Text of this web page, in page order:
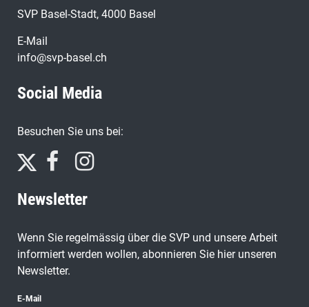
SVP Basel-Stadt, 4000 Basel
E-Mail
info@svp-basel.ch
Social Media
Besuchen Sie uns bei:
Newsletter
Wenn Sie regelmässig über die SVP und unsere Arbeit
informiert werden wollen, abonnieren Sie hier unseren
Newsletter.
E-Mail